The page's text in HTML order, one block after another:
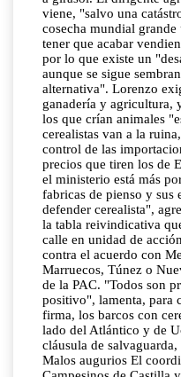
viene, "salvo una
cosecha mundial grande
tener que acabar
por lo que existe un
aunque se sigue
alternativa". Lorenzo
ganadería y agricultura,
los que crían animales
cerealistas van a la
control de las
precios que tiren los de
el ministerio está más
fabricas de pienso y sus
defender cerealista",
la tabla reivindicativa
calle en unidad de
contra el acuerdo con
Marruecos, Túnez o
de la PAC. "Todos son
positivo", lamenta, para
firma, los barcos con
lado del Atlántico y de
cláusula de
Malos augurios El